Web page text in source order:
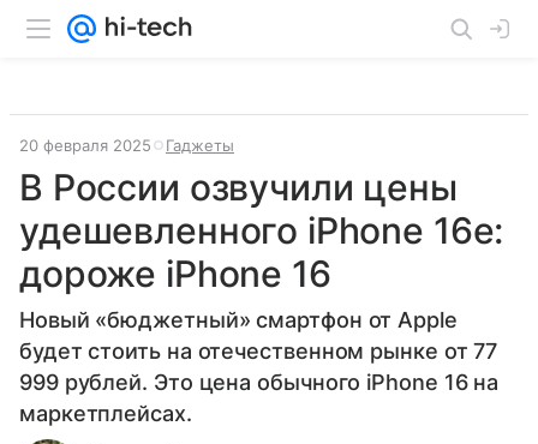
20 февраля 2025 Гаджеты
В России озвучили цены
удешевленного iPhone 16e:
дороже iPhone 16
Новый «бюджетный» смартфон от Apple
будет стоить на отечественном рынке от 77
999 рублей. Это цена обычного iPhone 16 на
маркетплейсах.